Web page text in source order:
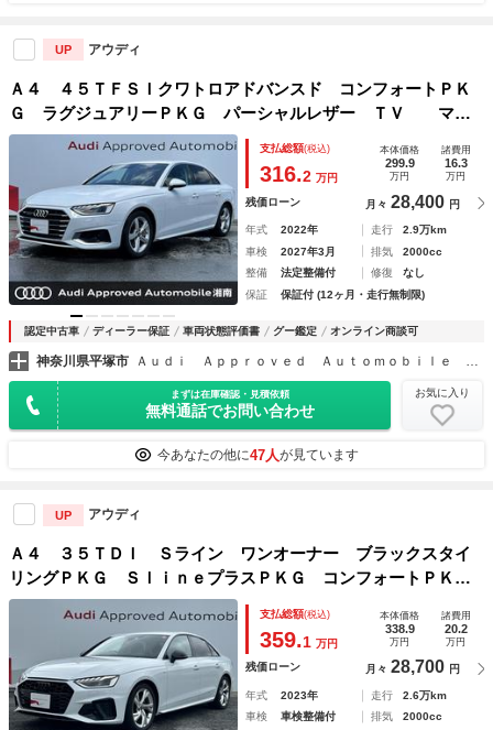
UP アウディ
Ａ４ ４５ＴＦＳＩクワトロアドバンスド コンフォートＰＫ
Ｇ ラグジュアリーＰＫＧ パーシャルレザー ＴＶ マト
リクスＬＥＤ スマホ連携 アンビエントライト パークアシ
スト ワイヤレスチャージング 全周囲カメラ シートヒータ
ー ＡＣＣ
支払総額(税込)
316.2 万円
本体価格
299.9
万円
諸費用
16.3
万円
残価ローン 月々 28,400 円
年式 2022年 走行
2.9万km
車検
2027年3月 排気
2000cc
整備
法定整備付 修復
なし
保証
保証付 (12ヶ月・走行無制限)
認定中古車 ディーラー保証 車両状態評価書 グー鑑定 オンライン商談可
神奈川県平塚市 Ａｕｄｉ Ａｐｐｒｏｖｅｄ Ａｕｔｏｍｏｂｉｌｅ 湘南
まずは在庫確認・見積依頼
無料通話でお問い合わせ
お気に入り
今あなたの他に47人が見ています
UP アウディ
Ａ４ ３５ＴＤＩ Ｓライン ワンオーナー ブラックスタイ
リングＰＫＧ ＳｌｉｎｅプラスＰＫＧ コンフォートＰＫ
Ｇ アダプティブクルーズコントロール アラウンドビューモ
ニター スマートフォンインターフェイス マトリクスＬＥＤ
支払総額(税込)
359.1 万円
本体価格
338.9
万円
諸費用
20.2
万円
残価ローン 月々 28,700 円
年式 2023年 走行
2.6万km
車検
車検整備付 排気
2000cc